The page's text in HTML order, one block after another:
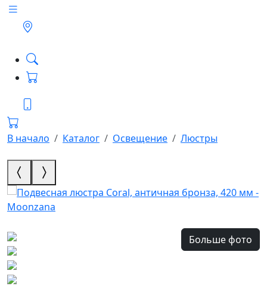
В начало Каталог Освещение Люстры
Больше фото